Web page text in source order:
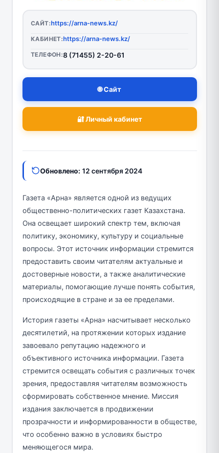
САЙТ:https://arna-news.kz/
КАБИНЕТ:https://arna-news.kz/
ТЕЛЕФОН:8 (71455) 2-20-61
🌐 Сайт
🔐 Личный кабинет
Обновлено: 12 сентября 2024
Газета «Арна» является одной из ведущих
общественно-политических газет Казахстана.
Она освещает широкий спектр тем, включая
политику, экономику, культуру и социальные
вопросы. Этот источник информации стремится
предоставить своим читателям актуальные и
достоверные новости, а также аналитические
материалы, помогающие лучше понять события,
происходящие в стране и за ее пределами.
История газеты «Арна» насчитывает несколько
десятилетий, на протяжении которых издание
завоевало репутацию надежного и
объективного источника информации. Газета
стремится освещать события с различных точек
зрения, предоставляя читателям возможность
сформировать собственное мнение. Миссия
издания заключается в продвижении
прозрачности и информированности в обществе,
что особенно важно в условиях быстро
меняющегося мира.